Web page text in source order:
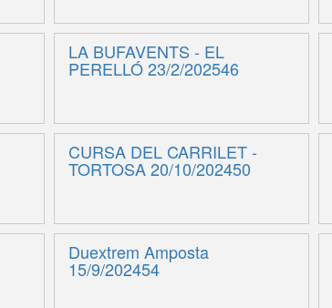
LA BUFAVENTS - EL
PERELLÓ 23/2/202546
CURSA DEL CARRILET -
TORTOSA 20/10/202450
Duextrem Amposta
15/9/202454